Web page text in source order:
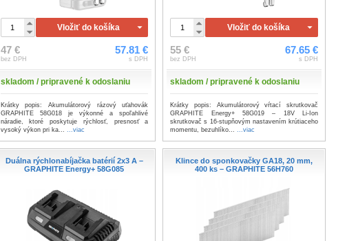
Vložiť do košíka
47 €
bez DPH
57.81 €
s DPH
skladom / pripravené k odoslaniu
Krátky popis: Akumulátorový rázový uťahovák
GRAPHITE 58G018 je výkonné a spoľahlivé
náradie, ktoré poskytuje rýchlosť, presnosť a
vysoký výkon pri ka... ...viac
Vložiť do košíka
55 €
bez DPH
67.65 €
s DPH
skladom / pripravené k odoslaniu
Krátky popis: Akumulátorový vŕtací skrutkovač
GRAPHITE Energy+ 58G019 – 18V Li-Ion
skrutkovač s 16-stupňovým nastavením krútiaceho
momentu, bezuhlíko......viac
Duálna rýchlonabíjačka batérií 2x3 A –
GRAPHITE Energy+ 58G085
Klince do sponkovačky GA18, 20 mm,
400 ks – GRAPHITE 56H760